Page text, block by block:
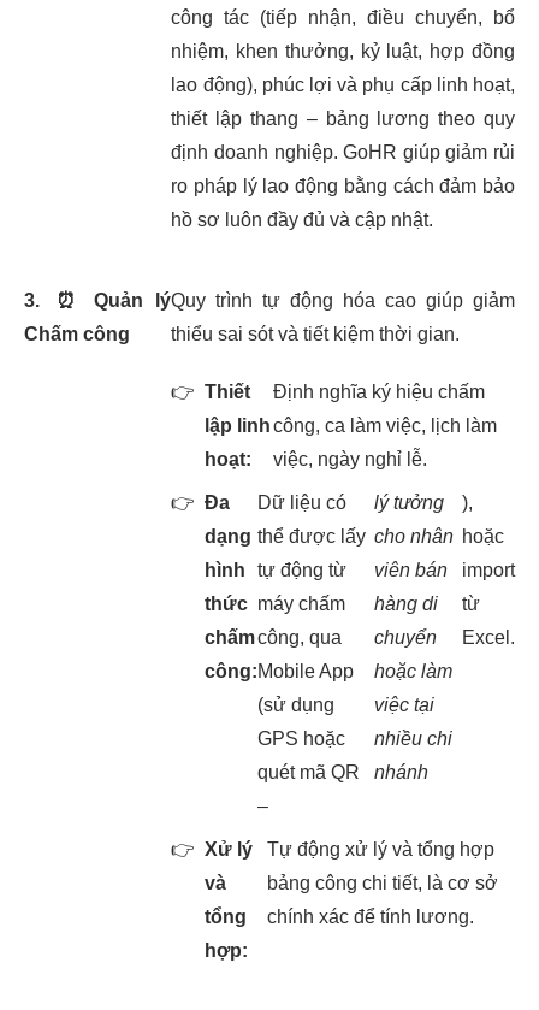
công tác (tiếp nhận, điều chuyển, bổ
nhiệm, khen thưởng, kỷ luật, hợp đồng
lao động), phúc lợi và phụ cấp linh hoạt,
thiết lập thang – bảng lương theo quy
định doanh nghiệp. GoHR giúp giảm rủi
ro pháp lý lao động bằng cách đảm bảo
hồ sơ luôn đầy đủ và cập nhật.
3. ⏰
Quản lý
Chấm công
Quy trình tự động hóa cao giúp giảm
thiểu sai sót và tiết kiệm thời gian.
👉 Thiết
lập linh
hoạt:
Định nghĩa ký hiệu chấm
công, ca làm việc, lịch làm
việc, ngày nghỉ lễ.
👉 Đa
dạng
hình
thức
chấm
công:
Dữ liệu có
thể được lấy
tự động từ
máy chấm
công, qua
Mobile App
(sử dụng
GPS hoặc
quét mã QR
–
lý tưởng
cho nhân
viên bán
hàng di
chuyển
hoặc làm
việc tại
nhiều chi
nhánh
),
hoặc
import
từ
Excel.
👉 Xử lý
và
tổng
hợp:
Tự động xử lý và tổng hợp
bảng công chi tiết, là cơ sở
chính xác để tính lương.